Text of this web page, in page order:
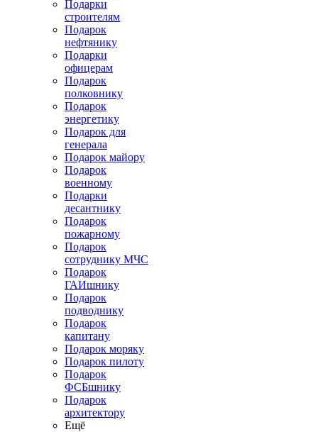
Подарки
строителям
Подарок
нефтянику
Подарки
офицерам
Подарок
полковнику
Подарок
энергетику
Подарок для
генерала
Подарок майору
Подарок
военному
Подарки
десантнику
Подарок
пожарному
Подарок
сотруднику МЧС
Подарок
ГАИшнику
Подарок
подводнику
Подарок
капитану
Подарок моряку
Подарок пилоту
Подарок
ФСБшнику
Подарок
архитектору
Ещё